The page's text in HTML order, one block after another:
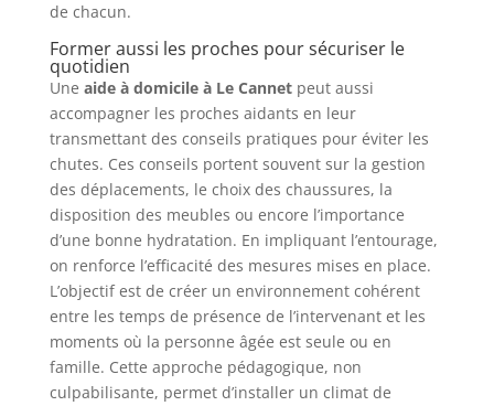
de chacun.
Former aussi les proches pour sécuriser le
quotidien
Une aide à domicile à Le Cannetpeut aussi
accompagner les proches aidants en leur
transmettant des conseils pratiques pour éviter les
chutes. Ces conseils portent souvent sur la gestion
des déplacements, le choix des chaussures, la
disposition des meubles ou encore l’importance
d’une bonne hydratation. En impliquant l’entourage,
on renforce l’efficacité des mesures mises en place.
L’objectif est de créer un environnement cohérent
entre les temps de présence de l’intervenant et les
moments où la personne âgée est seule ou en
famille. Cette approche pédagogique, non
culpabilisante, permet d’installer un climat de